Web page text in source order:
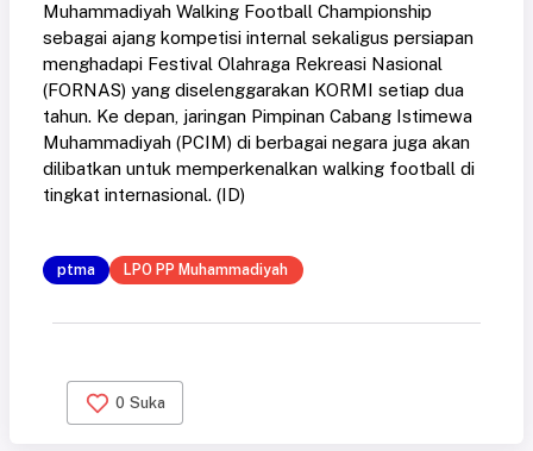
Muhammadiyah Walking Football Championship
sebagai ajang kompetisi internal sekaligus persiapan
menghadapi Festival Olahraga Rekreasi Nasional
(FORNAS) yang diselenggarakan KORMI setiap dua
tahun. Ke depan, jaringan Pimpinan Cabang Istimewa
Muhammadiyah (PCIM) di berbagai negara juga akan
dilibatkan untuk memperkenalkan walking football di
tingkat internasional. (ID)
ptma LPO PP Muhammadiyah
0 Suka